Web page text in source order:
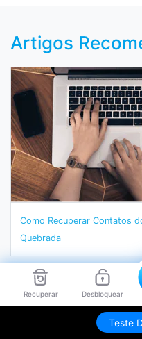
Recuperar Desbloquear
Teste
Artigos
Como Recuperar Contatos
Quebrada